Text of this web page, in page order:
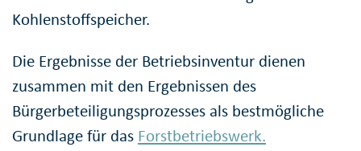
Kohlenstoffspeicher.
Die Ergebnisse der Betriebsinventur dienen
zusammen mit den Ergebnissen des
Bürgerbeteiligungsprozesses als bestmögliche
Grundlage für das Forstbetriebswerk.